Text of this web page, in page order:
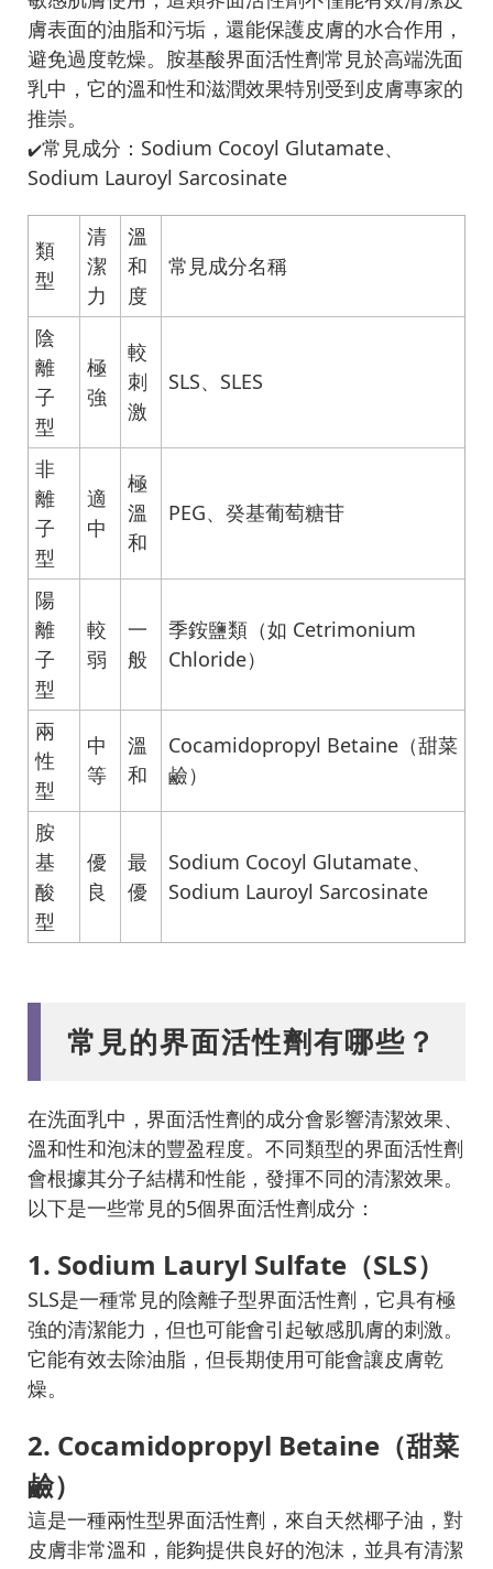
膚表面的油脂和污垢，還能保護皮膚的水合作用，
避免過度乾燥。胺基酸界面活性劑常見於高端洗面
乳中，它的溫和性和滋潤效果特別受到皮膚專家的
推崇。
✔️常見成分：Sodium Cocoyl Glutamate、
Sodium Lauroyl Sarcosinate
類
型
清
潔
力
溫
和
度
常見成分名稱
陰
離
子
型
極
強
較
刺
激
SLS、SLES
非
離
子
型
適
中
極
溫
和
PEG、癸基葡萄糖苷
陽
離
子
型
較
弱
一
般
季銨鹽類（如 Cetrimonium
Chloride）
兩
性
型
中
等
溫
和
Cocamidopropyl Betaine（甜菜
鹼）
胺
基
酸
型
優
良
最
優
Sodium Cocoyl Glutamate、
Sodium Lauroyl Sarcosinate
常見的界面活性劑有哪些？
在洗面乳中，界面活性劑的成分會影響清潔效果、
溫和性和泡沫的豐盈程度。不同類型的界面活性劑
會根據其分子結構和性能，發揮不同的清潔效果。
以下是一些常見的5個界面活性劑成分：
1. Sodium Lauryl Sulfate（SLS）
SLS是一種常見的陰離子型界面活性劑，它具有極
強的清潔能力，但也可能會引起敏感肌膚的刺激。
它能有效去除油脂，但長期使用可能會讓皮膚乾
燥。
2. Cocamidopropyl Betaine（甜菜
鹼）
這是一種兩性型界面活性劑，來自天然椰子油，對
皮膚非常溫和，能夠提供良好的泡沫，並具有清潔